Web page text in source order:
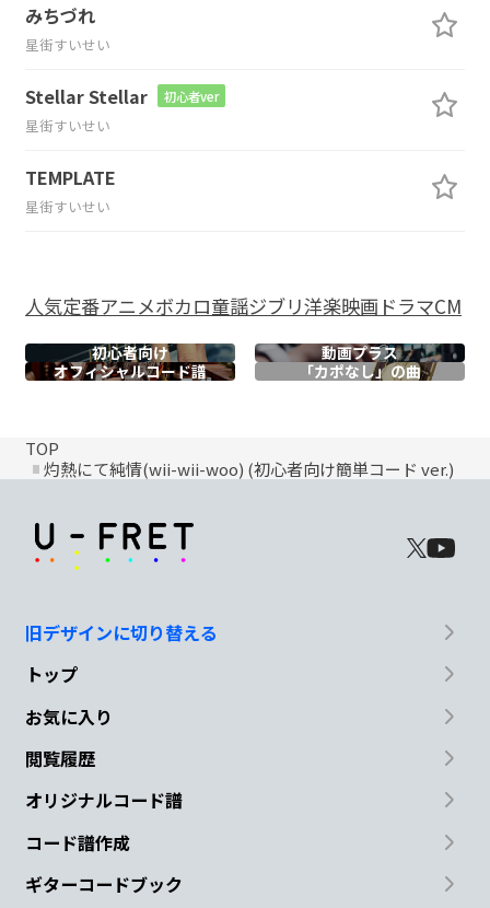
みちづれ
星街すいせい
Stellar Stellar 初心者ver
星街すいせい
TEMPLATE
星街すいせい
人気定番アニメボカロ童謡ジブリ洋楽映画ドラマCM
初心者向け
動画プラス
オフィシャルコード譜 「カポなし」の曲
TOP
灼熱にて純情(wii-wii-woo) (初心者向け簡単コード ver.)
旧デザインに切り替える
トップ
お気に入り
閲覧履歴
オリジナルコード譜
コード譜作成
ギターコードブック